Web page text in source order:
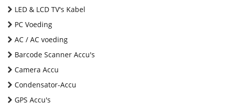
LED & LCD TV's Kabel
PC Voeding
AC / AC voeding
Barcode Scanner Accu's
Camera Accu
Condensator-Accu
GPS Accu's